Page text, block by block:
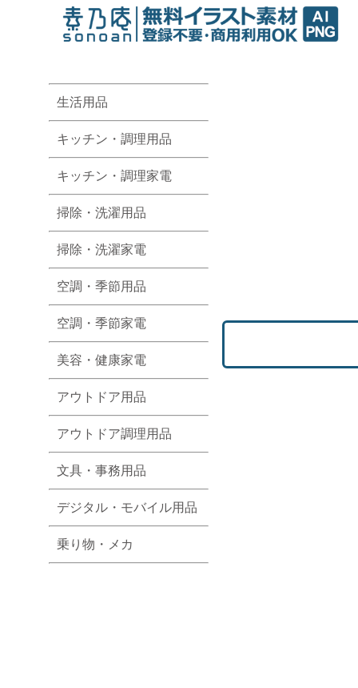
生活用品
キッチン・調理用品
キッチン・調理家電
掃除・洗濯用品
掃除・洗濯家電
空調・季節用品
空調・季節家電
美容・健康家電
アウトドア用品
アウトドア調理用品
文具・事務用品
デジタル・モバイル用品
乗り物・メカ